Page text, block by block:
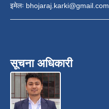
इमेलः bhojaraj.karki@gmail.com
सूचना अधिकारी